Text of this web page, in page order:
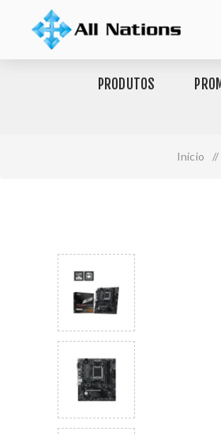
PRODUTOS
Início /